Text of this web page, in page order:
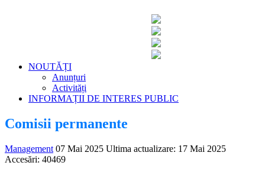
NOUTĂȚI
Anunțuri
Activități
INFORMAȚII DE INTERES PUBLIC
Comisii permanente
Management 07 Mai 2025 Ultima actualizare: 17 Mai 2025
Accesări: 40469